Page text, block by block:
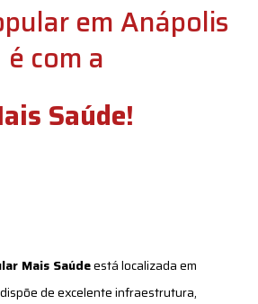
em Anápolis
é com a
Saúde!
Mais Saúdeestá localizada em
de excelente infraestrutura,